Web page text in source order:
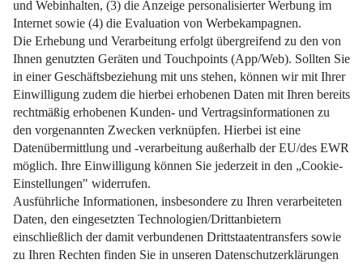
Impressum Datenschutz Nutzungsbedingungen
Pflichtinformationen AGB Über uns Bildquellen
Barrierefreiheit Widerrufsformular
Cookie-Einstellungen